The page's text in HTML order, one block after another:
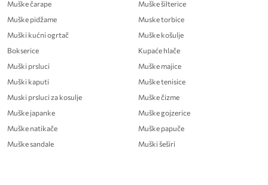
Muške čarape
Muške pidžame
Muški kućni ogrtač
Bokserice
Muški prsluci
Muški kaputi
Muski prsluci za kosulje
Muške japanke
Muške natikače
Muške sandale
Muške šilterice
Muske torbice
Muške košulje
Kupaće hlače
Muške majice
Muške tenisice
Muške čizme
Muške gojzerice
Muške papuče
Muški šeširi